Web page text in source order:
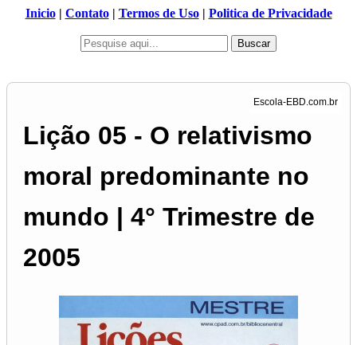
Inicio| Contato| Termos de Uso| Politica de Privacidade
Buscar
Lição 05 - O relativismo
moral predominante no
mundo | 4° Trimestre de
2005